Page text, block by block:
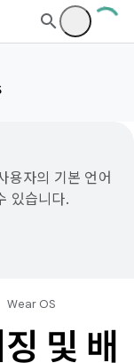
용자의 기본 언어
있습니다.
Wear OS
및 배